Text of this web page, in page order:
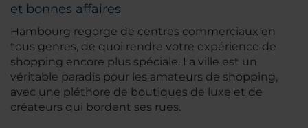
et bonnes affaires
Hambourg regorge de centres commerciaux en
tous genres, de quoi rendre votre expérience de
shopping encore plus spéciale. La ville est un
véritable paradis pour les amateurs de shopping,
avec une pléthore de boutiques de luxe et de
créateurs qui bordent ses rues.